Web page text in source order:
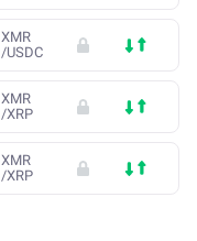
XMR
/USDC
XMR
/XRP
XMR
/XRP